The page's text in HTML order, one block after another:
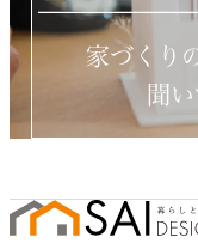
家づくり
聞